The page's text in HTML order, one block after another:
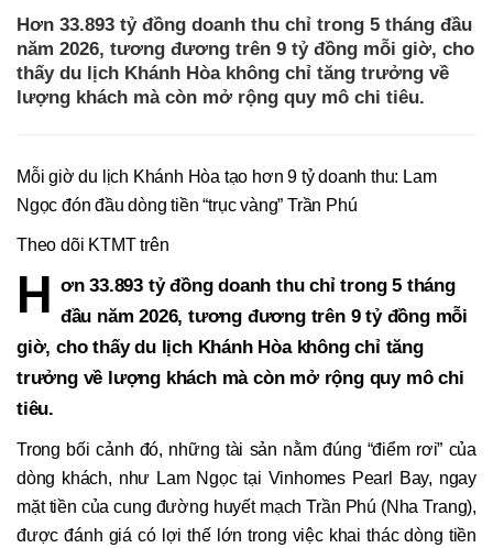
Hơn 33.893 tỷ đồng doanh thu chỉ trong 5 tháng đầu
năm 2026, tương đương trên 9 tỷ đồng mỗi giờ, cho
thấy du lịch Khánh Hòa không chỉ tăng trưởng về
lượng khách mà còn mở rộng quy mô chi tiêu.
Mỗi giờ du lịch Khánh Hòa tạo hơn 9 tỷ doanh thu: Lam
Ngọc đón đầu dòng tiền “trục vàng” Trần Phú
Theo dõi KTMT trên
H ơn 33.893 tỷ đồng doanh thu chỉ trong 5 tháng
đầu năm 2026, tương đương trên 9 tỷ đồng mỗi
giờ, cho thấy du lịch Khánh Hòa không chỉ tăng
trưởng về lượng khách mà còn mở rộng quy mô chi
tiêu.
Trong bối cảnh đó, những tài sản nằm đúng “điểm rơi” của
dòng khách, như Lam Ngọc tại Vinhomes Pearl Bay, ngay
mặt tiền của cung đường huyết mạch Trần Phú (Nha Trang),
được đánh giá có lợi thế lớn trong việc khai thác dòng tiền